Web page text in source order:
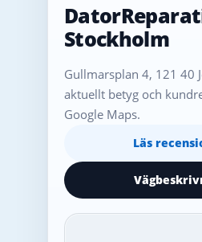
Stockholm
Gullmarsplan 4, 121 40
aktuellt betyg och
Google Maps.
Läs